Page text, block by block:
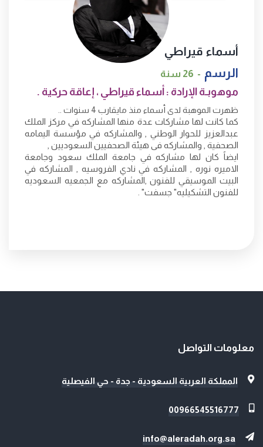
أسماء قيراطي
الرسم 26 سنة
موهوبـة الإرادة : أسماء قيراطي ، إعاقة حركية .
ظهرت الموهبة لدى أسماء منذ مايقارب 4 سنوات ..
كما كانت لها مشاركات عدة منها المشاركه في مركز الملك
عبدالعزيز للحوار الوطني , والمشاركه في مؤسسة اليمامه
الصحفية , والمشاركه في هيئة الصحفيين السعوديين ,
ايضاً كان لها مشاركه في جامعة الملك سعود وجامعة
الاميره نوره , المشاركه في نادي الفروسيه , المشاركه في
البيت الموسيقي للفنون ,المشاركه مع الجمعيه السعوديه
للفنون التشكيليه" جسفت" .
معلومات التواصل
المملكة العربية السعودية - جدة - حي الفيصلية
00966545516777
info@aleradah.org.sa